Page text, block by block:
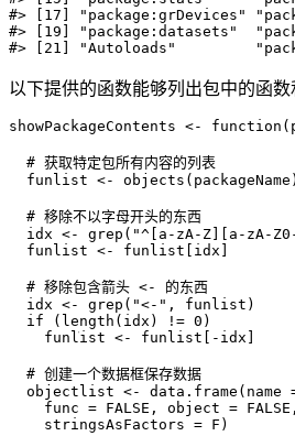
#> [17] "package:grDevices"
#> [19] "package:datasets"
#> [21] "Autoloads"
以下提供的函数能够列出包中的函数
showPackageContents <-
  # 获取特定包所有内容的列表
  funlist <- objects(packageName)
  # 移除不以字母开头的东西
idx <- grep("^[a-zA-Z][a-zA-
  funlist <- funlist[idx]
  # 移除包含箭头 <- 的东西
  idx <- grep("<-", funlist)
  if (length(idx) != 0)
    funlist <- funlist[-idx]
  # 创建一个数据框保存数据
objectlist <-
func = FALSE, object =
    stringsAsFactors = F)